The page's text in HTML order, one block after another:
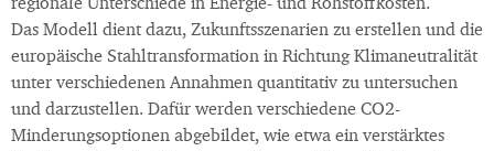
regionale Unterschiede in Energie- und Rohstoffkosten.
Das Modell dient dazu, Zukunftsszenarien zu erstellen und die
europäische Stahltransformation in Richtung Klimaneutralität
unter verschiedenen Annahmen quantitativ zu untersuchen
und darzustellen. Dafür werden verschiedene CO2-
Minderungsoptionen abgebildet, wie etwa ein verstärktes